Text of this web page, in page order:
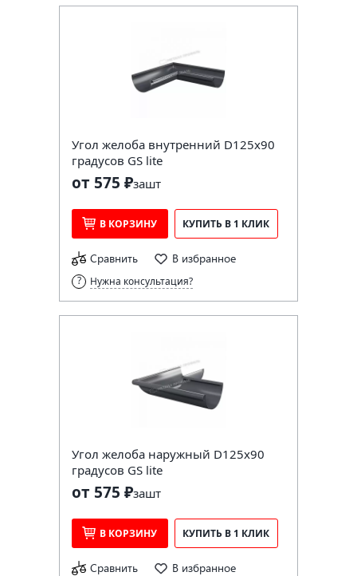
Угол желоба внутренний D125х90
градусов GS lite
от 575 ₽зашт
В КОРЗИНУ КУПИТЬ В 1 КЛИК
Сравнить В избранное
Нужна консультация?
Угол желоба наружный D125х90
градусов GS lite
от 575 ₽зашт
В КОРЗИНУ КУПИТЬ В 1 КЛИК
Сравнить В избранное